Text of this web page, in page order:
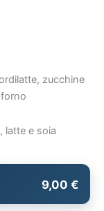
zucchine
latte e soia
9,00 €